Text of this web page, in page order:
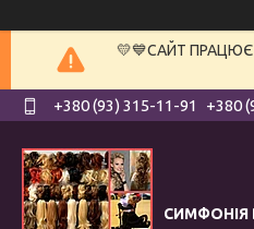
💛💙САЙТ ПРАЦЮЄ
+380 (93) 315-11-91 +380